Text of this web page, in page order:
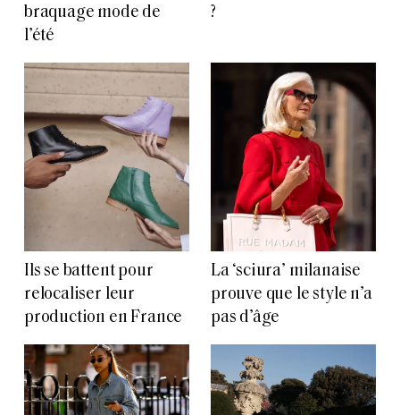
braquage mode de
l’été
?
Ils se battent pour
relocaliser leur
production en France
La ‘sciura’ milanaise
prouve que le style n’a
pas d’âge